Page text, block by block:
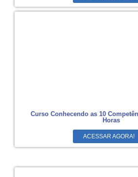
Curso Conhecendo as 10
Horas
ACESSAR AGORA!